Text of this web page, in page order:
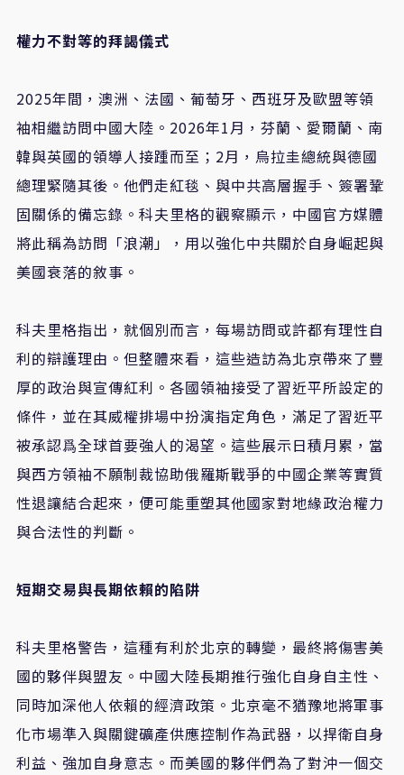
權力不對等的拜謁儀式
2025年間，澳洲、法國、葡萄牙、西班牙及歐盟等領
袖相繼訪問中國大陸。2026年1月，芬蘭、愛爾蘭、南
韓與英國的領導人接踵而至；2月，烏拉圭總統與德國
總理緊隨其後。他們走紅毯、與中共高層握手、簽署鞏
固關係的備忘錄。科夫里格的觀察顯示，中國官方媒體
將此稱為訪問「浪潮」，用以強化中共關於自身崛起與
美國衰落的敘事。
科夫里格指出，就個別而言，每場訪問或許都有理性自
利的辯護理由。但整體來看，這些造訪為北京帶來了豐
厚的政治與宣傳紅利。各國領袖接受了習近平所設定的
條件，並在其威權排場中扮演指定角色，滿足了習近平
被承認爲全球首要強人的渴望。這些展示日積月累，當
與西方領袖不願制裁協助俄羅斯戰爭的中國企業等實質
性退讓結合起來，便可能重塑其他國家對地緣政治權力
與合法性的判斷。
短期交易與長期依賴的陷阱
科夫里格警告，這種有利於北京的轉變，最終將傷害美
國的夥伴與盟友。中國大陸長期推行強化自身自主性、
同時加深他人依賴的經濟政策。北京毫不猶豫地將軍事
化市場準入與關鍵礦產供應控制作為武器，以捍衛自身
利益、強加自身意志。而美國的夥伴們為了對沖一個交